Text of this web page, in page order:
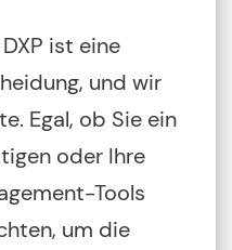
ist eine
und wir
Egal, ob Sie ein
oder Ihre
Tools
um die